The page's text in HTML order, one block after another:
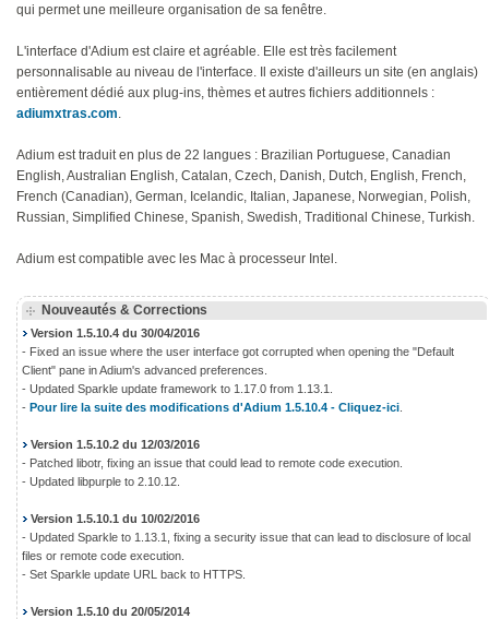
qui permet une meilleure organisation de sa fenêtre.
L'interface d'Adium est claire et agréable. Elle est très facilement
personnalisable au niveau de l'interface. Il existe d'ailleurs un site (en anglais)
entièrement dédié aux plug-ins, thèmes et autres fichiers additionnels :
adiumxtras.com.
Adium est traduit en plus de 22 langues : Brazilian Portuguese, Canadian
English, Australian English, Catalan, Czech, Danish, Dutch, English, French,
French (Canadian), German, Icelandic, Italian, Japanese, Norwegian, Polish,
Russian, Simplified Chinese, Spanish, Swedish, Traditional Chinese, Turkish.
Adium est compatible avec les Mac à processeur Intel.
Nouveautés & Corrections
Version 1.5.10.4 du 30/04/2016
- Fixed an issue where the user interface got corrupted when opening the "Default
Client" pane in Adium's advanced preferences.
- Updated Sparkle update framework to 1.17.0 from 1.13.1.
- Pour lire la suite des modifications d'Adium 1.5.10.4 - Cliquez-ici
Version 1.5.10.2 du 12/03/2016
- Patched libotr, fixing an issue that could lead to remote code execution.
- Updated libpurple to 2.10.12.
Version 1.5.10.1 du 10/02/2016
- Updated Sparkle to 1.13.1, fixing a security issue that can lead to disclosure of local
files or remote code execution.
- Set Sparkle update URL back to HTTPS.
Version 1.5.10 du 20/05/2014